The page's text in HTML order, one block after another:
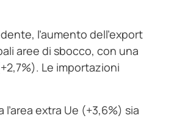
l’aumento dell’export
aree di sbocco, con una
Le importazioni
extra Ue (+3,6%) sia